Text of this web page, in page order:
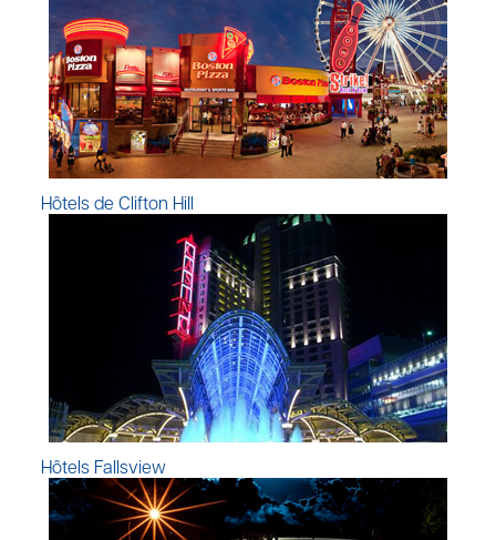
Hôtels de Clifton Hill
Hôtels Fallsview